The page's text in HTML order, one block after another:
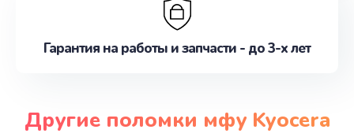
Гарантия на работы и запчасти - до 3-х лет
Другие поломки мфу Kyocera